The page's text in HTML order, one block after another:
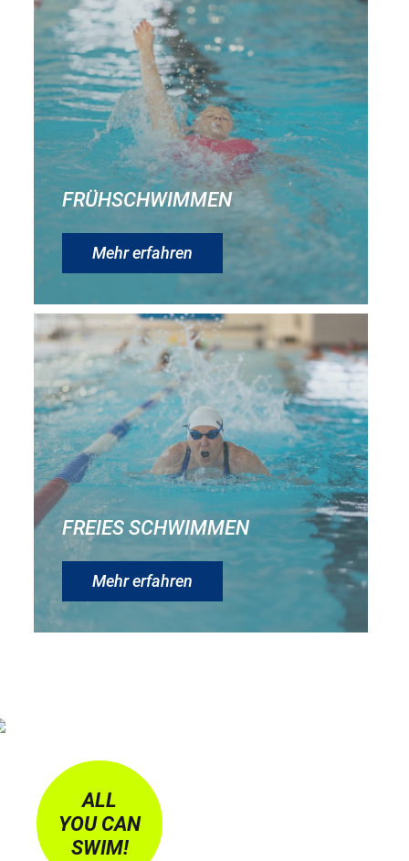
FRÜHSCHWIMMEN
Mehr erfahren
FREIES SCHWIMMEN
Mehr erfahren
ALL
YOU CAN
SWIM!